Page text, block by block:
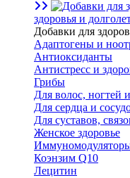
здоровья и
Добавки для
Адаптогены и
Антиоксиданты
Антистресс и
Грибы
Для волос, ногтей
Для сердца и
Для суставов,
Женское здоровье
Коэнзим Q10
Лецитин